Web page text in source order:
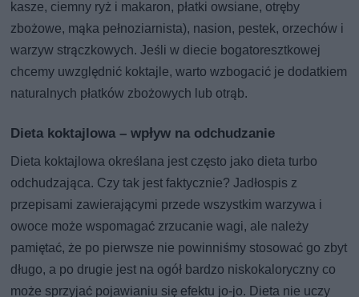
kasze, ciemny ryż i makaron, płatki owsiane, otręby
zbożowe, mąka pełnoziarnista), nasion, pestek, orzechów i
warzyw strączkowych. Jeśli w diecie bogatoresztkowej
chcemy uwzględnić koktajle, warto wzbogacić je dodatkiem
naturalnych płatków zbożowych lub otrąb.
Dieta koktajlowa – wpływ na odchudzanie
Dieta koktajlowa określana jest często jako dieta turbo
odchudzająca. Czy tak jest faktycznie? Jadłospis z
przepisami zawierającymi przede wszystkim warzywa i
owoce może wspomagać zrzucanie wagi, ale należy
pamiętać, że po pierwsze nie powinniśmy stosować go zbyt
długo, a po drugie jest na ogół bardzo niskokaloryczny co
może sprzyjać pojawianiu się efektu jo-jo. Dieta nie uczy